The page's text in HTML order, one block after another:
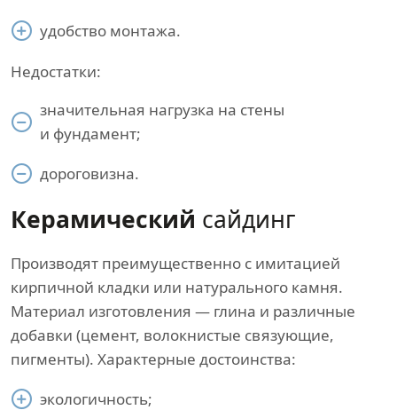
удобство монтажа.
Недостатки:
значительная нагрузка на стены
и фундамент;
дороговизна.
Керамический сайдинг
Производят преимущественно с имитацией
кирпичной кладки или натурального камня.
Материал изготовления — глина и различные
добавки (цемент, волокнистые связующие,
пигменты). Характерные достоинства:
экологичность;